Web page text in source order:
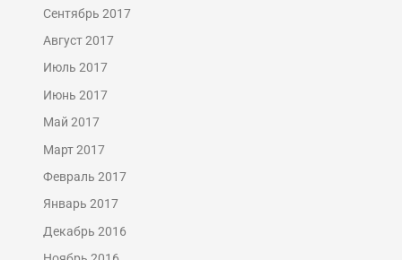
Сентябрь 2017
Август 2017
Июль 2017
Июнь 2017
Май 2017
Март 2017
Февраль 2017
Январь 2017
Декабрь 2016